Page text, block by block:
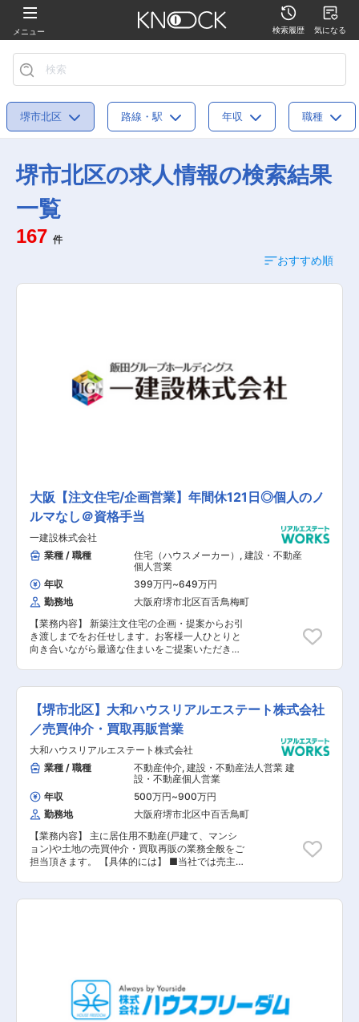
メニュー 検索履歴 気になる
堺市北区 路線・駅 年収 職種
堺市北区の求人情報の検索結果
一覧
167 件
おすすめ順
大阪【注文住宅/企画営業】年間休121日◎個人のノ
ルマなし＠資格手当
一建設株式会社
業種 / 職種
住宅（ハウスメーカー） , 建設・不動産
個人営業
年収
399万円~649万円
勤務地
大阪府堺市北区百舌鳥梅町
【業務内容】 新築注文住宅の企画・提案からお引
き渡しまでをお任せします。お客様一人ひとりと
向き合いながら最適な住まいをご提案いただきま
いただけるケースが多くあります。 【具体的な業
務内容】 ■新築注文住宅の企画・提案からお引き
渡し 【担当者コメント】 営業所全体での目標は
ありますが、個人ノルマはありません。そのため
毎月数字に追われることはありませんし、達成度
合いによって 給与に変動もありません。 同社の
注文住宅営業には、同業界の経験者が数多く入社
していますが、その理由は固定給の高さにありま
す。同業他社では固定給が低く、インセン ティブ
の割合が大きいケースが多いですが、同社はしっ
かりと固定給があり、残業代も別途支給、手当も
充実しているため非常に安定した給与体系に なっ
ております。営業成績に関係なく、安定して稼げ
る環境です。 離職率10％以下の働きやすい環境
です。 同社は業界内でもトップクラスの働きやす
さを誇ります。 残業は月20～30時間程度です。
格の講習学費サポート、水曜ノー残業デー、時短
勤務制度などの福利厚生も充実しています。
【堺市北区】大和ハウスリアルエステート株式会社
／売買仲介・買取再販営業
大和ハウスリアルエステート株式会社
業種 / 職種
不動産仲介, 建設・不動産法人営業 建
設・不動産個人営業
年収
500万円~900万円
勤務地
大阪府堺市北区中百舌鳥町
【業務内容】 主に居住用不動産(戸建て、マンシ
ョン)や土地の売買仲介・買取再販の業務全般をご
担当頂きます。 【具体的には】 ■当社では売主
動 (大和ハウスグループや提携法人) ・不動産売
ォロー など 【営業スタイル】 ■WEBサイト・
広告反響だけでなく、大和ハウスグループのネッ
トワークを活かした情報収集や提携法人（税理士
や金融機関など）から不動産売買に関する情報を